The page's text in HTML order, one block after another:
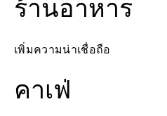
ร้านอาหาร
เพิ่มความน่าเชื่อถือ
คาเฟ่